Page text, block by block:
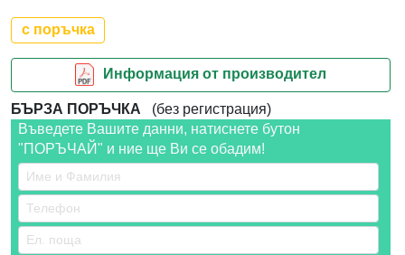
с поръчка
Информация от производител
БЪРЗА ПОРЪЧКА (без регистрация)
Въведете Вашите данни, натиснете бутон
"ПОРЪЧАЙ" и ние ще Ви се обадим!